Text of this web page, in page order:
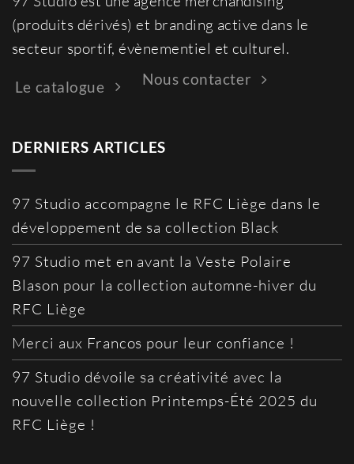
(produits dérivés) et branding active dans le
secteur sportif, évènementiel et culturel.
Le catalogue Nous contacter
DERNIERS ARTICLES
97 Studio accompagne le RFC Liège dans le
développement de sa collection Black
97 Studio met en avant la Veste Polaire
Blason pour la collection automne-hiver du
RFC Liège
Merci aux Francos pour leur confiance !
97 Studio dévoile sa créativité avec la
nouvelle collection Printemps-Été 2025 du
RFC Liège !